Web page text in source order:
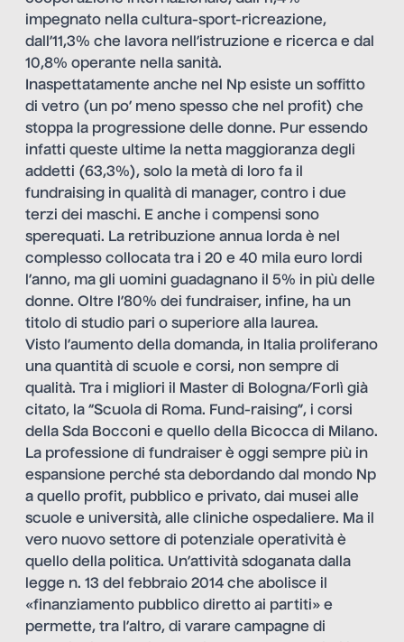
impegnato nella cultura-sport-ricreazione,
dall’11,3% che lavora nell’istruzione e ricerca e dal
10,8% operante nella sanità.
Inaspettatamente anche nel Np esiste un soffitto
di vetro (un po’ meno spesso che nel profit) che
stoppa la progressione delle donne. Pur essendo
infatti queste ultime la netta maggioranza degli
addetti (63,3%), solo la metà di loro fa il
fundraising in qualità di manager, contro i due
terzi dei maschi. E anche i compensi sono
sperequati. La retribuzione annua lorda è nel
complesso collocata tra i 20 e 40 mila euro lordi
l’anno, ma gli uomini guadagnano il 5% in più delle
donne. Oltre l’80% dei fundraiser, infine, ha un
titolo di studio pari o superiore alla laurea.
Visto l’aumento della domanda, in Italia proliferano
una quantità di scuole e corsi, non sempre di
qualità. Tra i migliori il Master di Bologna/Forlì già
citato, la “Scuola di Roma. Fund-raising”, i corsi
della Sda Bocconi e quello della Bicocca di Milano.
La professione di fundraiser è oggi sempre più in
espansione perché sta debordando dal mondo Np
a quello profit, pubblico e privato, dai musei alle
scuole e università, alle cliniche ospedaliere. Ma il
vero nuovo settore di potenziale operatività è
quello della politica. Un’attività sdoganata dalla
legge n. 13 del febbraio 2014 che abolisce il
«finanziamento pubblico diretto ai partiti» e
permette, tra l’altro, di varare campagne di